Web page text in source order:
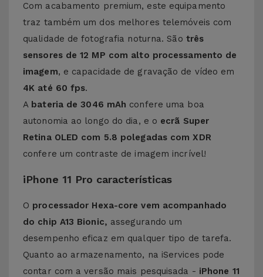
Com acabamento premium, este equipamento
traz também um dos melhores telemóveis com
qualidade de fotografia noturna. São três
sensores de 12 MP com alto processamento de
imagem, e capacidade de gravação de vídeo em
4K até 60 fps.
A bateria de 3046 mAh confere uma boa
autonomia ao longo do dia, e o ecrã Super
Retina OLED com 5.8 polegadas com XDR
confere um contraste de imagem incrível!
iPhone 11 Pro características
O processador Hexa-core vem acompanhado
do chip A13 Bionic, assegurando um
desempenho eficaz em qualquer tipo de tarefa.
Quanto ao armazenamento, na iServices pode
contar com a versão mais pesquisada - iPhone 11